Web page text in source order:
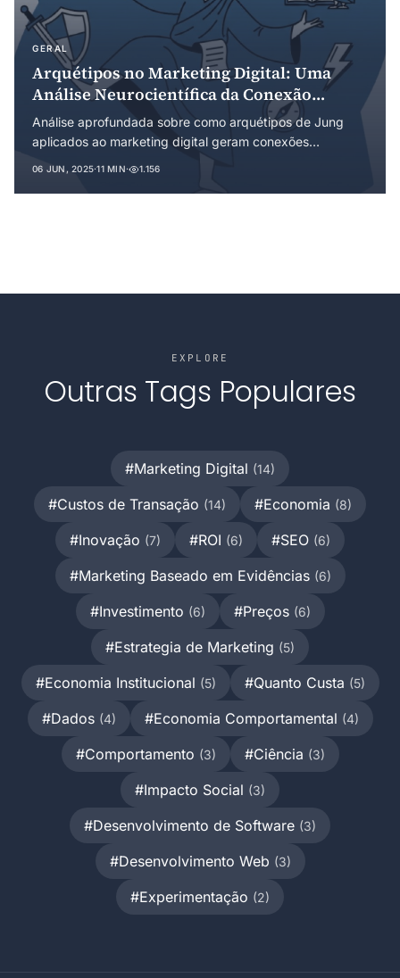
GERAL
Arquétipos no Marketing Digital: Uma
Análise Neurocientífica da Conexão
Emocional entre Marcas e Consumidores
Análise aprofundada sobre como arquétipos de Jung
aplicados ao marketing digital geram conexões
06 JUN, 2025·11 MIN· 1.156
EXPLORE
Outras Tags Populares
#Marketing Digital (14)
#Custos de Transação (14) #Economia (8)
#Inovação (7) #ROI (6) #SEO (6)
#Marketing Baseado em Evidências (6)
#Investimento (6) #Preços (6)
#Estrategia de Marketing (5)
#Economia Institucional (5) #Quanto Custa (5)
#Dados (4) #Economia Comportamental (4)
#Comportamento (3) #Ciência (3)
#Impacto Social (3)
#Desenvolvimento de Software (3)
#Desenvolvimento Web (3)
#Experimentação (2)